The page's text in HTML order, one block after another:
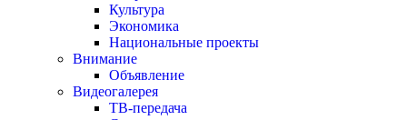
Культура
Экономика
Национальные проекты
Внимание
Объявление
Видеогалерея
ТВ-передача